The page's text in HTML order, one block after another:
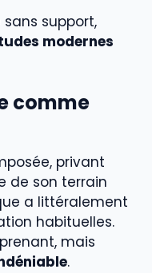
support,
modernes
comme
privant
de son terrain
a littéralement
habituelles.
mais
.